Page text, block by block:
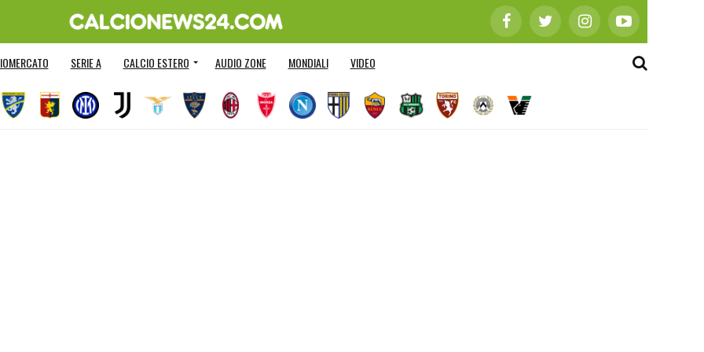
SERIE A CALCIO ESTERO AUDIO ZONE MONDIALI VIDEO